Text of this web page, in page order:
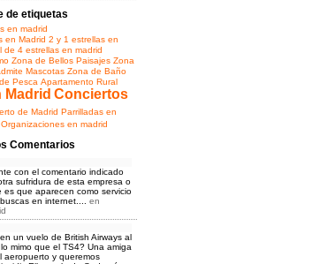
de etiquetas
en madrid
en Madrid 2 y 1 estrellas en
de 4 estrellas en madrid
Zona de Bellos Paisajes Zona
Mascotas Zona de Baño
Pesca Apartamento Rural
Conciertos
de Madrid Parrilladas en
en madrid
Comentarios
con el comentario indicado
sufridura de esta empresa o
es que aparecen como servicio
en internet.... en
un vuelo de British Airways al
mimo que el TS4? Una amiga
aeropuerto y queremos